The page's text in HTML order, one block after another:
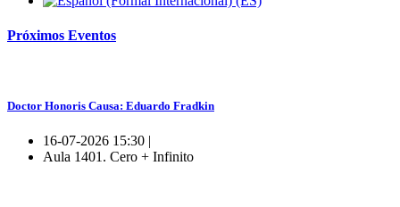
Próximos Eventos
Doctor Honoris Causa: Eduardo Fradkin
16-07-2026 15:30 |
Aula 1401. Cero + Infinito